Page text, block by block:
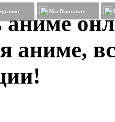
аниме
аниме,
Мы Вконтакте